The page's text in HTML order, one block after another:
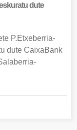
dute
P.Etxeberria-
dute CaixaBank